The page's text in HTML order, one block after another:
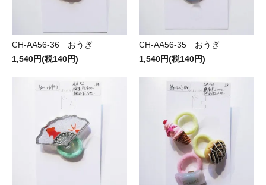
CH-AA56-36 おうぎ
1,540円(税140円)
CH-AA56-35 おうぎ
1,540円(税140円)